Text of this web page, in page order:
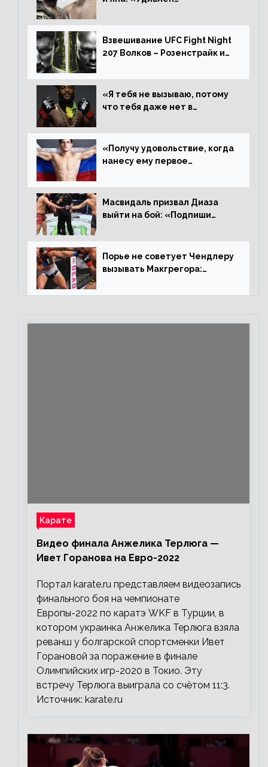
Алджамейн определенно
выиграл»
Взвешивание UFC Fight Night
207 Волков – Розенстрайк и
«Я тебя не вызываю, потому
что тебя даже нет в
пауза», сообщает Стерлинг
ответил Сехудо
«Получу удовольствие, когда
нанесу ему первое
Иге – про бой с Евлоевым
Масвидаль призвал Диаза
выйти на бой: «Подпиши
повторим»
Порье не советует Чендлеру
вызывать Макгрегора:
каждом бою, а Конор умеет
Карате
Видео финала Анжелика Терлюга —
Ивет Горанова на Евро-2022
Портал karate.ru представляем видеозапись
финального боя на чемпионате
Европы-2022 по каратэ WKF в Турции, в
котором украинка Анжелика Терлюга взяла
реванш у болгарской спортсменки Ивет
Горановой за поражение в финале
Олимпийских игр-2020 в Токио. Эту
встречу Терлюга выиграла со счётом 11:3.
Источник: karate.ru